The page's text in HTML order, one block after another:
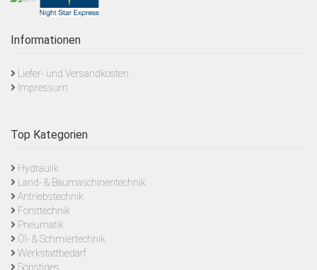
Informationen
Liefer- und Versandkosten
Impressum
Top Kategorien
Hydraulik
Land- & Baumaschinentechnik
Antriebstechnik
Forsttechnik
Pneumatik
Öl- & Schmiertechnik
Werkstattbedarf
Sonstiges